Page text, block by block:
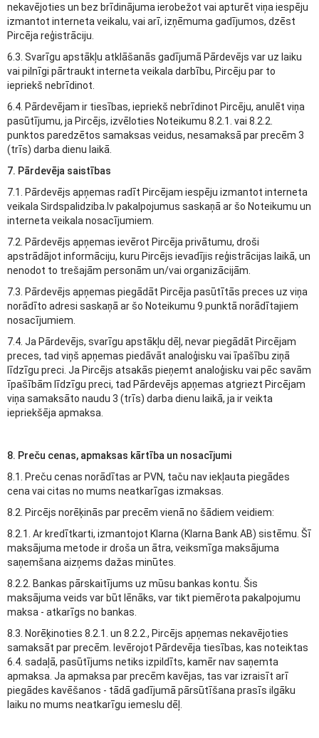
nekavējoties un bez brīdinājuma ierobežot vai apturēt viņa iespēju
izmantot interneta veikalu, vai arī, izņēmuma gadījumos, dzēst
Pircēja reģistrāciju.
6.3. Svarīgu apstākļu atklāšanās gadījumā Pārdevējs var uz laiku
vai pilnīgi pārtraukt interneta veikala darbību, Pircēju par to
iepriekš nebrīdinot.
6.4. Pārdevējam ir tiesības, iepriekš nebrīdinot Pircēju, anulēt viņa
pasūtījumu, ja Pircējs, izvēloties Noteikumu 8.2.1. vai 8.2.2.
punktos paredzētos samaksas veidus, nesamaksā par precēm 3
(trīs) darba dienu laikā.
7. Pārdevēja saistības
7.1. Pārdevējs apņemas radīt Pircējam iespēju izmantot interneta
veikala Sirdspalidziba.lv pakalpojumus saskaņā ar šo Noteikumu un
interneta veikala nosacījumiem.
7.2. Pārdevējs apņemas ievērot Pircēja privātumu, droši
apstrādājot informāciju, kuru Pircējs ievadījis reģistrācijas laikā, un
nenodot to trešajām personām un/vai organizācijām.
7.3. Pārdevējs apņemas piegādāt Pircēja pasūtītās preces uz viņa
norādīto adresi saskaņā ar šo Noteikumu 9.punktā norādītajiem
nosacījumiem.
7.4. Ja Pārdevējs, svarīgu apstākļu dēļ, nevar piegādāt Pircējam
preces, tad viņš apņemas piedāvāt analoģisku vai īpašību ziņā
līdzīgu preci. Ja Pircējs atsakās pieņemt analoģisku vai pēc savām
īpašībām līdzīgu preci, tad Pārdevējs apņemas atgriezt Pircējam
viņa samaksāto naudu 3 (trīs) darba dienu laikā, ja ir veikta
iepriekšēja apmaksa.
8. Preču cenas, apmaksas kārtība un nosacījumi
8.1. Preču cenas norādītas ar PVN, taču nav iekļauta piegādes
cena vai citas no mums neatkarīgas izmaksas.
8.2. Pircējs norēķinās par precēm vienā no šādiem veidiem:
8.2.1. Ar kredītkarti, izmantojot Klarna (Klarna Bank AB) sistēmu. Šī
maksājuma metode ir droša un ātra, veiksmīga maksājuma
saņemšana aizņems dažas minūtes.
8.2.2. Bankas pārskaitījums uz mūsu bankas kontu. Šis
maksājuma veids var būt lēnāks, var tikt piemērota pakalpojumu
maksa - atkarīgs no bankas.
8.3. Norēķinoties 8.2.1. un 8.2.2., Pircējs apņemas nekavējoties
samaksāt par precēm. Ievērojot Pārdevēja tiesības, kas noteiktas
6.4. sadaļā, pasūtījums netiks izpildīts, kamēr nav saņemta
apmaksa. Ja apmaksa par precēm kavējas, tas var izraisīt arī
piegādes kavēšanos - tādā gadījumā pārsūtīšana prasīs ilgāku
laiku no mums neatkarīgu iemeslu dēļ.